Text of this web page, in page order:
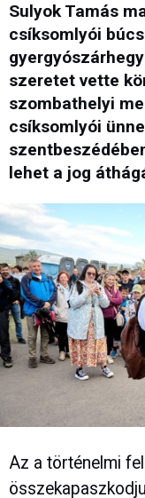
Sulyok Tamás
csíksomlyói
szeretet vette
szombathelyi
csíksomlyói
lehet a jog
Az a történelmi